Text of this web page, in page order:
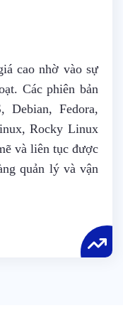
cao nhờ vào sự
Các phiên bản
Debian, Fedora,
Rocky Linux
và liên tục được
quản lý và vận